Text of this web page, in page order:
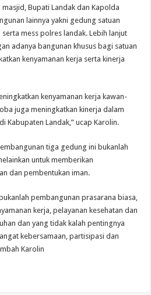
Bupati Landak dan Kapolda
lainnya yakni gedung satuan
mess polres landak. Lebih lanjut
adanya bangunan khusus bagi satuan
kenyamanan kerja serta kinerja
kenyamanan kerja kawan-
juga meningkatkan kinerja dalam
Kabupaten Landak,” ucap Karolin.
tiga gedung ini bukanlah
untuk memberikan
dan pembentukan iman.
pembangunan prasarana biasa,
kerja, pelayanan kesehatan dan
dan yang tidak kalah pentingnya
kebersamaan, partisipasi dan
Karolin